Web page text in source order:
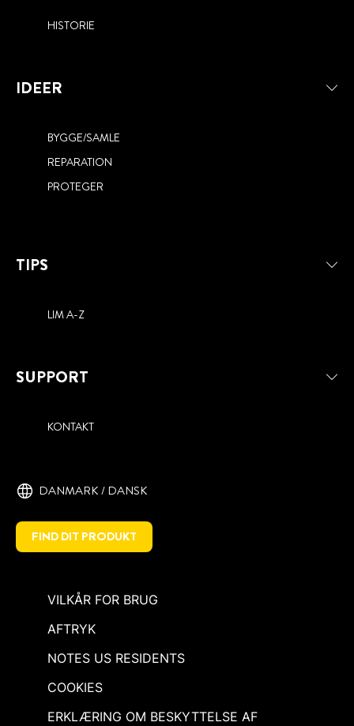
HISTORIE
IDEER
BYGGE/SAMLE
REPARATION
PROTEGER
TIPS
LIM A-Z
SUPPORT
KONTAKT
DANMARK / DANSK
FIND DIT PRODUKT
VILKÅR FOR BRUG
AFTRYK
NOTES US RESIDENTS
COOKIES
ERKLÆRING OM BESKYTTELSE AF